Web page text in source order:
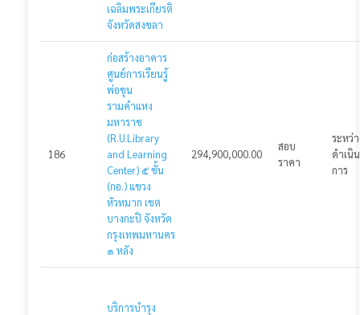
ประกาศเชิญชวน
ประกาศยกเลิกเชิญชวนเสนอราคา
ประกาศผู้ชนะ
ประกาศสัญญา
แจ้งปัญหาการใช้งาน
เฉลิมพระเกียรติ
จังหวัดสงขลา
186
ก่อสร้างอาคาร
ศูนย์การเรียนรู้
พ่อขุน
รามคำแหง
มหาราช
(R.U.Library
and Learning
Center) ๕ ชั้น
(กอ.) แขวง
หัวหมาก เขต
บางกะปิ จังหวัด
กรุงเทพมหานคร
๑ หลัง
294,900,000.00
สอบ
ราคา
ระหว่
ดำเนิน
การ
บริการบำรุง